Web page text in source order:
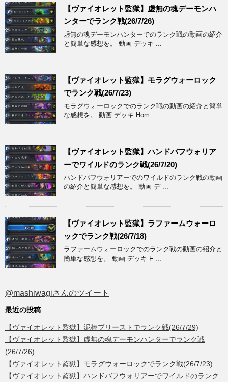
【ヴァイオレット監獄】虚無の魂デーモンハ
ンターでランク戦(26/7/26)
虚無の魂デーモンハンターでのランク戦の動画の紹介
と簡単な感想を。 動画 デッキ ...
【ヴァイオレット監獄】モラグウォーロック
でランク戦(26/7/23)
モラグウォーロックでのランク戦の動画の紹介と簡単
な感想を。 動画 デッキ Hom ...
【ヴァイオレット監獄】ハンドバフウォリア
ーでワイルドのランク戦(26/7/20)
ハンドバフウォリアーでのワイルドのランク戦の動画
の紹介と簡単な感想を。 動画 デ ...
【ヴァイオレット監獄】ラファームウォーロ
ックでランク戦(26/7/18)
ラファームウォーロックでのランク戦の動画の紹介と
簡単な感想を。 動画 デッキ F ...
@mashiwagiさんのツイート
最近の投稿
【ヴァイオレット監獄】泥棒プリーストでランク戦(26/7/29)
【ヴァイオレット監獄】虚無の魂デーモンハンターでランク戦
(26/7/26)
【ヴァイオレット監獄】モラグウォーロックでランク戦(26/7/23)
【ヴァイオレット監獄】ハンドバフウォリアーでワイルドのランク